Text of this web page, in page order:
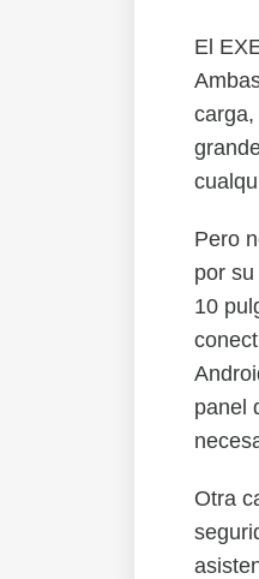
El
Pero
por
10
panel
Otra